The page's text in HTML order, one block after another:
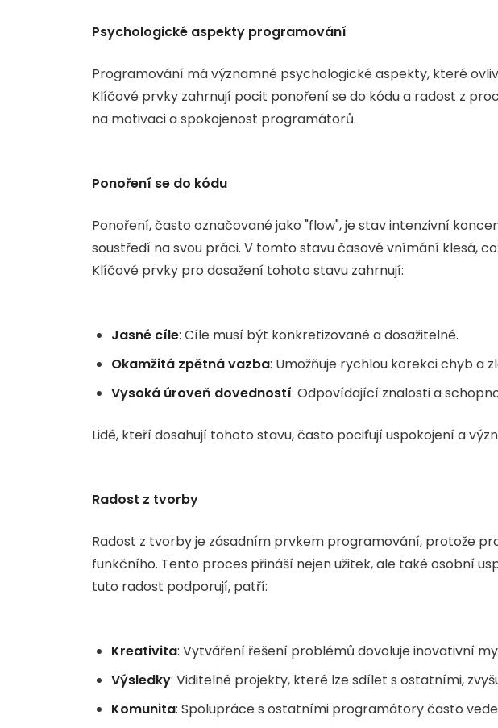
Psychologické aspekty programování
Programování má významné psychologické aspekty, které
Klíčové prvky zahrnují pocit ponoření se do kódu a radost z
na motivaci a spokojenost programátorů.
Ponoření se do kódu
Ponoření, často označované jako "flow", je stav intenzivní
soustředí na svou práci. V tomto stavu časové vnímání klesá,
Klíčové prvky pro dosažení tohoto stavu zahrnují:
Jasné cíle: Cíle musí být konkretizované a dosažitelné.
Okamžitá zpětná vazba: Umožňuje rychlou korekci chyb a
Vysoká úroveň dovedností: Odpovídající znalosti a
Lidé, kteří dosahují tohoto stavu, často pociťují uspokojení a
Radost z tvorby
Radost z tvorby je zásadním prvkem programování, protože
funkčního. Tento proces přináší nejen užitek, ale také osobní
tuto radost podporují, patří:
Kreativita: Vytváření řešení problémů dovoluje inovativní
Výsledky: Viditelné projekty, které lze sdílet s ostatními,
Komunita: Spolupráce s ostatními programátory často